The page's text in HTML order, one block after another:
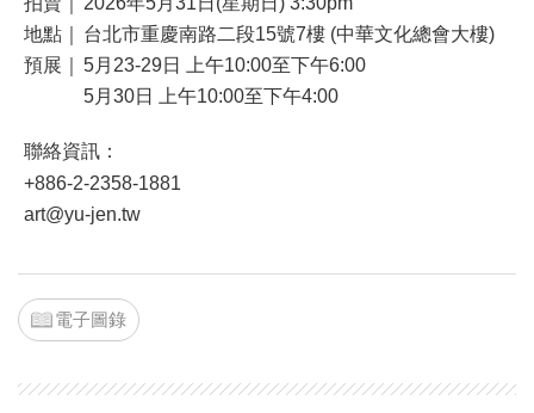
地點｜
台北市重慶南路二段15號7樓 (中華文化總會大樓)
預展｜
5月23-29日 上午10:00至下午6:00
5月30日 上午10:00至下午4:00
聯絡資訊：
+886-2-2358-1881
art@yu-jen.tw
電子圖錄